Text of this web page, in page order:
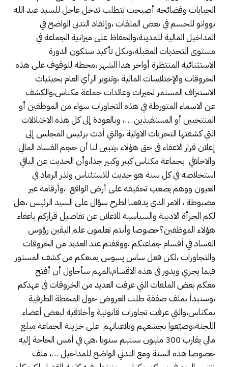
الجبايات وفضائحه أصبحت تتطلب تدخل عاجل للسيد عبد الله
بووانو للحسم في بعض الملفات ،وإنقاد التدني الواضح في
المداخيل المالية للمدينة،والحفاظ على ميزانية الجماعة في
مستوى التحديات المقبلة،وبكل تأكيد ستكون الدورة
الاستثنائية المنتظرة أواخر هذا الشهر ،محطة للوقوف على هذه
الخروقات والإختلاسات المالية ،وتنوير الرأي العام بحيثيات
الاستنزاف المستمر لخيرات وعائدات جماعة مكناس،والكشف
عن الاسماء المتورطة في هذه التجاوزات سواء من الموظفين أو
المنتخبين أو المستفيذين …، وبالعودة إلى كل هذه الاختلالات
التي كشفتها التحريات الاولية ،والتي أدت برئيس المجلس إلى
إعلان قرار الاعفاء في حق هؤلاء ،يتبين لنا أن حجم الفساد المالي
والاخلاقي بجماعة مكناس كبير وكبير جدا،وأن الحديث عن الباقي
استخلاصه في كل سنة هو حديث للاستئناس ولذر الرماد في
العيون ووهم يصعب تحقيقه على أرض الواقع ،وأرقامه غير
مضبوطة ، الامر الذي يدفعنا لطرح سؤال على السيد الرئيس ،هل
لكم الجرأة الادبية والسياسية للاعلان عن تفاصيل قراركم باعفاء
هؤلاء الموظفين؟خصوصا وأنتم تعلمون علم اليقين رؤوس
الفساد في أقسام جماعتكم ،ووقفتم عند العديد من الخروقات
والتجاوزات ،لكن فعل ساس يسوس يمنعكم من كشف المستور
فيما يجري ويدور في هذه الاقسام،المهم سأحاول أن أفتح
معكم بعض الملفات التي عرفت العديد من الخروقات في عهدكم
،وسنبدأ بملف صفقة طلب العروض حول المحطة الطرقية
بمكناس،والتي عرفت تجاوزات قانونية وأخلاقية لبعض أعضاء
اللجنة،وضيّعوا بجشعهم وتلاعباتهم على خزينة الجماعة مبلغ
مالي يقارب 300 مليون سنتيم سنويا ،هي في أمس الحاجة إليه
خصوصا هذه السنة ومع التدني الواضح للمداخيل …، ملف